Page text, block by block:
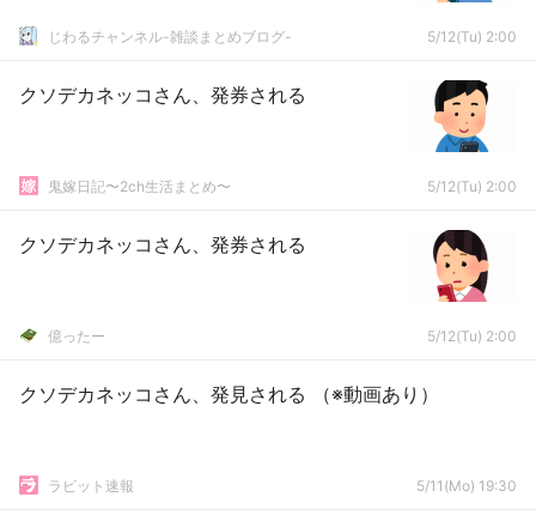
じわるチャンネル-雑談まとめブログ- 5/12(Tu) 2:00
クソデカネッコさん、発券される
鬼嫁日記〜2ch生活まとめ〜 5/12(Tu) 2:00
クソデカネッコさん、発券される
億ったー 5/12(Tu) 2:00
クソデカネッコさん、発見される （※動画あり）
ラビット速報 5/11(Mo) 19:30